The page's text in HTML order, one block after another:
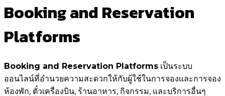
Booking and Reservation
Platforms
Booking and Reservation Platforms เป็นระบบ
ออนไลน์ที่อำนวยความสะดวกให้กับผู้ใช้ในการจองและการจอง
ห้องพัก, ตั๋วเครื่องบิน, ร้านอาหาร, กิจกรรม, และบริการอื่นๆ